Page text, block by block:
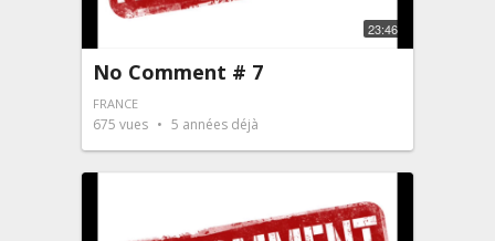
23:46
No Comment # 7
FRANCE
675 vues 5 années déjà